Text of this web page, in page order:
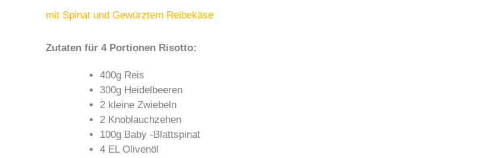
mit Spinat und Gewürztem Reibekäse
Zutaten für 4 Portionen Risotto:
400g Reis
300g Heidelbeeren
2 kleine Zwiebeln
2 Knoblauchzehen
100g Baby -Blattspinat
4 EL Olivenöl